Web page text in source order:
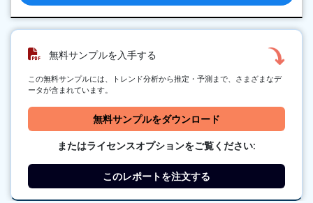
無料サンプルを入手する
この無料サンプルには、トレンド分析から推定・予測まで、さまざまなデ
ータが含まれています。
無料サンプルをダウンロード
またはライセンスオプションをご覧ください:
このレポートを注文する